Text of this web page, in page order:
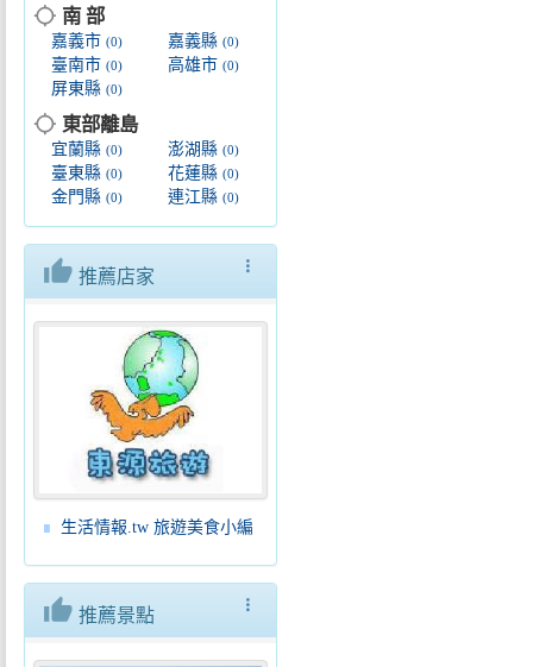
location_searching 南 部
嘉義市 (0) 嘉義縣(0)
臺南市 (0) 高雄市(0)
屏東縣 (0)
location_searching 東部離島
宜蘭縣 (0) 澎湖縣(0)
臺東縣 (0) 花蓮縣(0)
金門縣 (0) 連江縣(0)
more_vert
thumb_up 推薦店家
生活情報.tw 旅遊美食小編
more_vert
thumb_up 推薦景點